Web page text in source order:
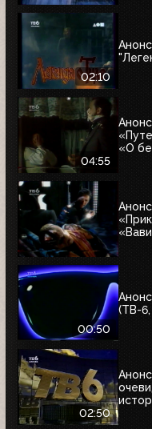
02:10
04:55
«О
00:50
(ТВ-6,
02:50